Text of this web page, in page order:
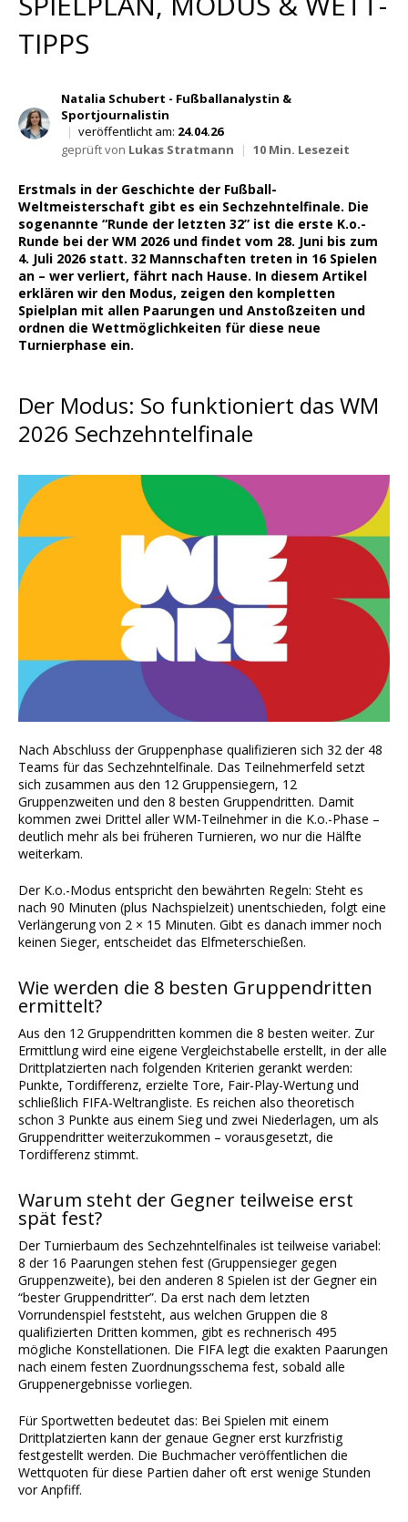
Wett Tipps für Heute
TIPPS
Natalia Schubert - Fußballanalystin &
Sportjournalistin
| veröffentlicht am: 24.04.26
geprüft von Lukas Stratmann | 10 Min. Lesezeit
Erstmals in der Geschichte der Fußball-
Weltmeisterschaft gibt es ein Sechzehntelfinale. Die
sogenannte “Runde der letzten 32” ist die erste K.o.-
Runde bei der WM 2026 und findet vom 28. Juni bis zum
4. Juli 2026 statt. 32 Mannschaften treten in 16 Spielen
an – wer verliert, fährt nach Hause. In diesem Artikel
erklären wir den Modus, zeigen den kompletten
Spielplan mit allen Paarungen und Anstoßzeiten und
ordnen die Wettmöglichkeiten für diese neue
Turnierphase ein.
Der Modus: So funktioniert das WM
2026 Sechzehntelfinale
Nach Abschluss der Gruppenphase qualifizieren sich 32 der 48
Teams für das Sechzehntelfinale. Das Teilnehmerfeld setzt
sich zusammen aus den 12 Gruppensiegern, 12
Gruppenzweiten und den 8 besten Gruppendritten. Damit
kommen zwei Drittel aller WM-Teilnehmer in die K.o.-Phase –
deutlich mehr als bei früheren Turnieren, wo nur die Hälfte
weiterkam.
Der K.o.-Modus entspricht den bewährten Regeln: Steht es
nach 90 Minuten (plus Nachspielzeit) unentschieden, folgt eine
Verlängerung von 2 × 15 Minuten. Gibt es danach immer noch
keinen Sieger, entscheidet das Elfmeterschießen.
Wie werden die 8 besten Gruppendritten
ermittelt?
Aus den 12 Gruppendritten kommen die 8 besten weiter. Zur
Ermittlung wird eine eigene Vergleichstabelle erstellt, in der alle
Drittplatzierten nach folgenden Kriterien gerankt werden:
Punkte, Tordifferenz, erzielte Tore, Fair-Play-Wertung und
schließlich FIFA-Weltrangliste. Es reichen also theoretisch
schon 3 Punkte aus einem Sieg und zwei Niederlagen, um als
Gruppendritter weiterzukommen – vorausgesetzt, die
Tordifferenz stimmt.
Warum steht der Gegner teilweise erst
spät fest?
Der Turnierbaum des Sechzehntelfinales ist teilweise variabel:
8 der 16 Paarungen stehen fest (Gruppensieger gegen
Gruppenzweite), bei den anderen 8 Spielen ist der Gegner ein
“bester Gruppendritter”. Da erst nach dem letzten
Vorrundenspiel feststeht, aus welchen Gruppen die 8
qualifizierten Dritten kommen, gibt es rechnerisch 495
mögliche Konstellationen. Die FIFA legt die exakten Paarungen
nach einem festen Zuordnungsschema fest, sobald alle
Gruppenergebnisse vorliegen.
Für Sportwetten bedeutet das: Bei Spielen mit einem
Drittplatzierten kann der genaue Gegner erst kurzfristig
festgestellt werden. Die Buchmacher veröffentlichen die
Wettquoten für diese Partien daher oft erst wenige Stunden
vor Anpfiff.